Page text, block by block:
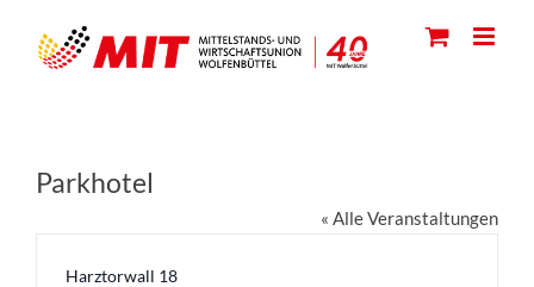
content
Parkhotel
« Alle Veranstaltungen
Adresse
Harztorwall 18